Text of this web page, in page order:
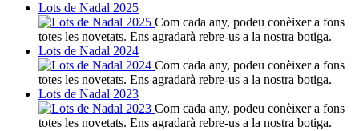
Lots de Nadal 2025
Com cada any, podeu conèixer a fons
totes les novetats. Ens agradarà rebre-us a la nostra botiga.
Lots de Nadal 2024
Com cada any, podeu conèixer a fons
totes les novetats. Ens agradarà rebre-us a la nostra botiga.
Lots de Nadal 2023
Com cada any, podeu conèixer a fons
totes les novetats. Ens agradarà rebre-us a la nostra botiga.